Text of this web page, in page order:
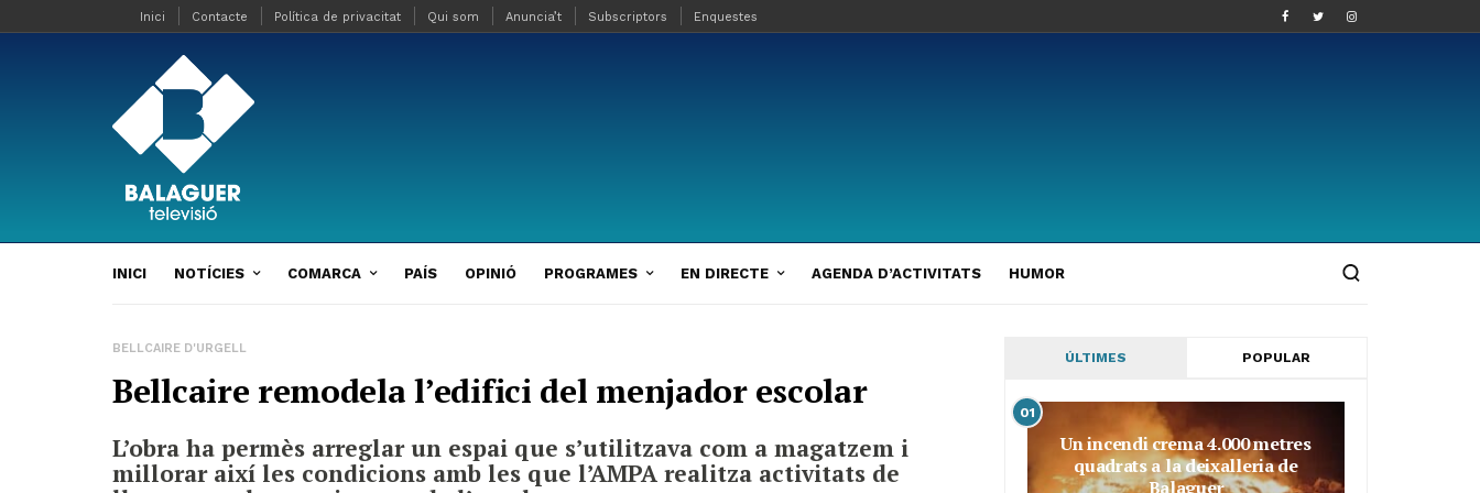
Inici Contacte Política de privacitat Qui som Anuncia’t Subscriptors Enquestes
INICI NOTÍCIES COMARCA PAÍS OPINIÓ PROGRAMES EN DIRECTE AGENDA D’ACTIVITATS HUMOR
BELLCAIRE D'URGELL
Bellcaire remodela l’edifici del menjador escolar
L’obra ha permès arreglar un espai que s’utilitzava com a magatzem i
millorar així les condicions amb les que l’AMPA realitza activitats de
ÚLTIMES POPULAR
01
Un incendi crema 4.000 metres
quadrats a la deixalleria de
Balaguer